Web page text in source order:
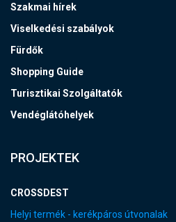
Szakmai hírek
Viselkedési szabályok
Fürdők
Shopping Guide
Turisztikai Szolgáltatók
Vendéglátóhelyek
PROJEKTEK
CROSSDEST
Helyi termék - kerékpáros útvonalak